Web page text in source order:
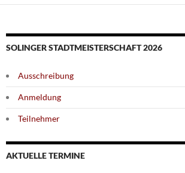
SOLINGER STADTMEISTERSCHAFT 2026
Ausschreibung
Anmeldung
Teilnehmer
AKTUELLE TERMINE